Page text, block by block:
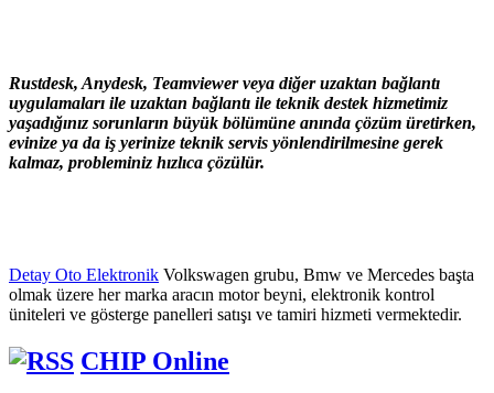
Rustdesk, Anydesk, Teamviewer veya diğer uzaktan bağlantı
uygulamaları ile uzaktan bağlantı ile teknik destek hizmetimiz
yaşadığınız sorunların büyük bölümüne anında çözüm üretirken,
evinize ya da iş yerinize teknik servis yönlendirilmesine gerek
kalmaz, probleminiz hızlıca çözülür.
Detay Oto Elektronik Volkswagen grubu, Bmw ve Mercedes başta
olmak üzere her marka aracın motor beyni, elektronik kontrol
üniteleri ve gösterge panelleri satışı ve tamiri hizmeti vermektedir.
CHIP Online